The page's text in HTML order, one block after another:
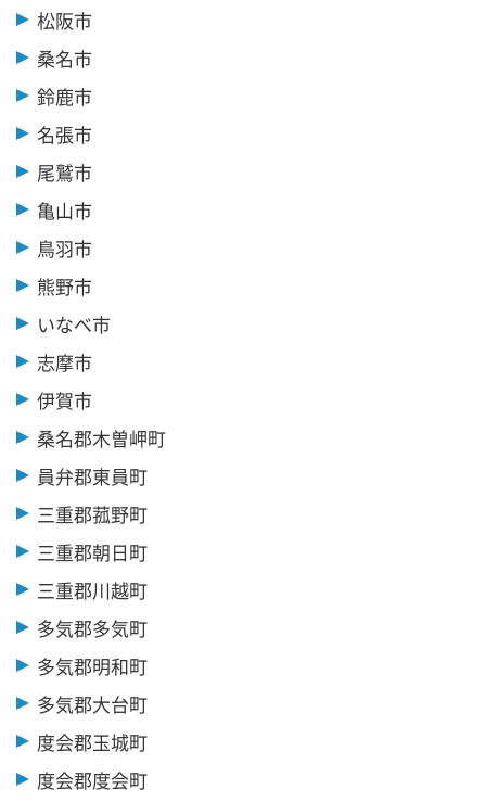
松阪市
桑名市
鈴鹿市
名張市
尾鷲市
亀山市
鳥羽市
熊野市
いなべ市
志摩市
伊賀市
桑名郡木曽岬町
員弁郡東員町
三重郡菰野町
三重郡朝日町
三重郡川越町
多気郡多気町
多気郡明和町
多気郡大台町
度会郡玉城町
度会郡度会町